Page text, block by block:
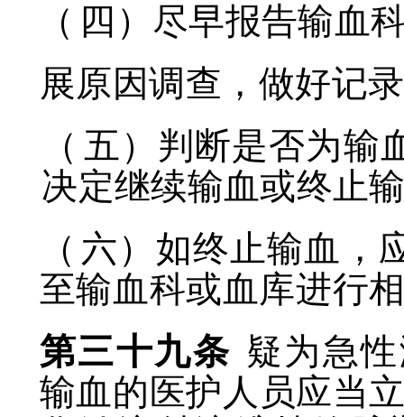
（ 四）尽早报告输血
展原因调查，做好记
（ 五）判断是否为输
决定继续输血或终止
（ 六）如终止输血，
至输血科或血库进行
第三十九条 疑为急
输血的医护人员应当